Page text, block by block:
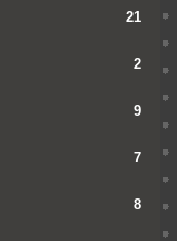
21
2
9
7
8